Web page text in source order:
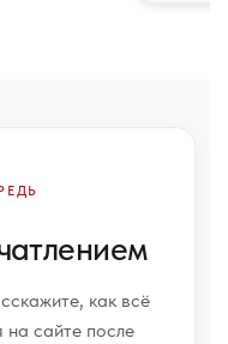
как всё
сайте после